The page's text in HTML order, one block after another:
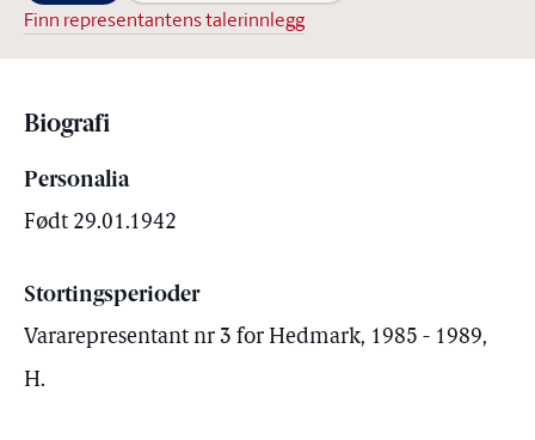
Finn representantens talerinnlegg
Biografi
Personalia
Født 29.01.1942
Stortingsperioder
Vararepresentant nr 3 for Hedmark, 1985 - 1989,
H.